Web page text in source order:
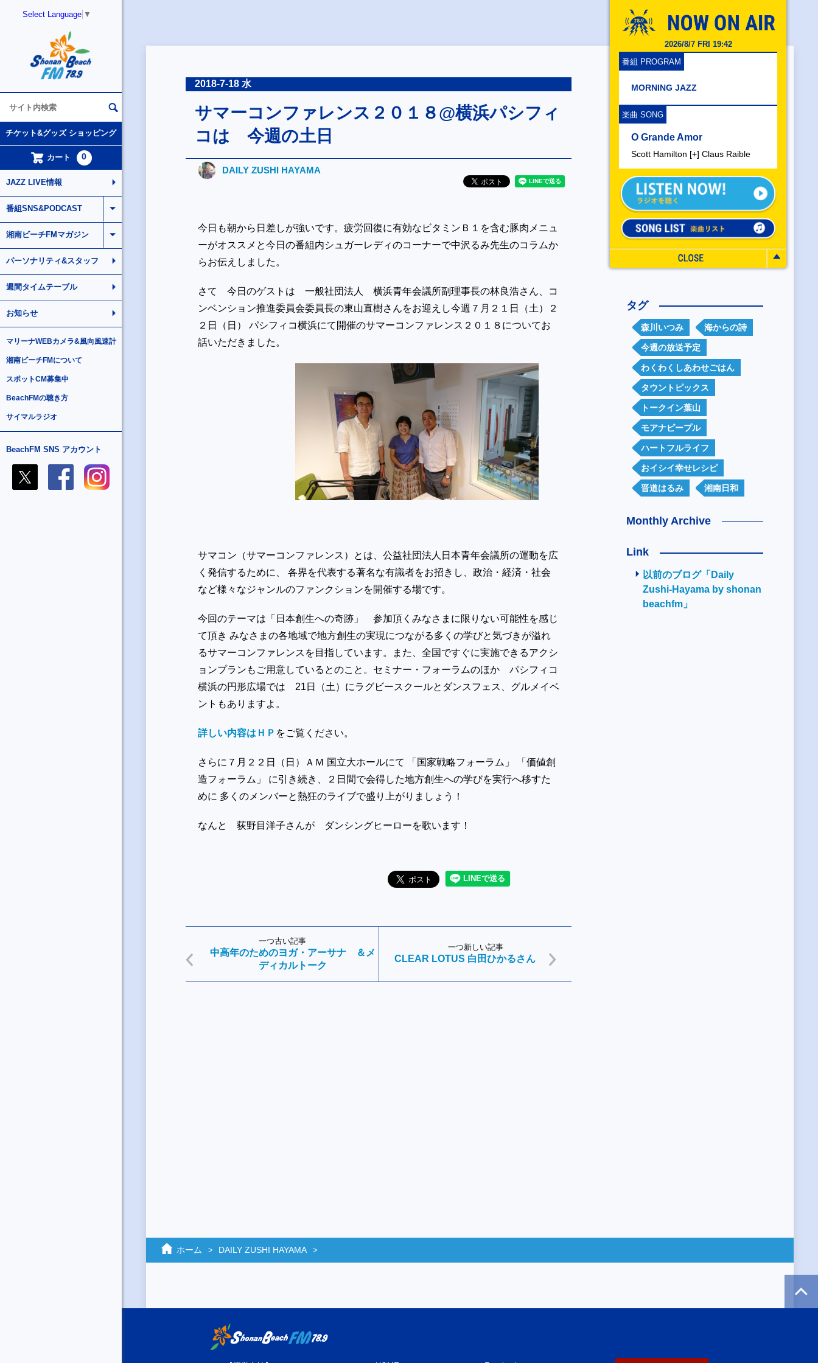
Select Language ▼
2026/8/7 FRI 19:42
番組 PROGRAM
MORNING JAZZ
楽曲 SONG
O Grande Amor
Scott Hamilton [+] Claus Raible
チケット&グッズ ショッピング
カート 0
JAZZ LIVE情報
番組SNS&PODCAST
湘南ビーチFMマガジン
パーソナリティ&スタッフ
週間タイムテーブル
お知らせ
マリーナWEBカメラ&風向風速計
湘南ビーチFMについて
スポットCM募集中
BeachFMの聴き方
サイマルラジオ
BeachFM SNS アカウント
2018-7-18 水
サマーコンファレンス２０１８@横浜パシフィ
コは 今週の土日
DAILY ZUSHI HAYAMA
今日も朝から日差しが強いです。疲労回復に有効なビタミンＢ１を含む豚肉メニュ
ーがオススメと今日の番組内シュガーレディのコーナーで中沢るみ先生のコラムか
らお伝えしました。
さて 今日のゲストは 一般社団法人 横浜青年会議所副理事長の林良浩さん、コ
ンベンション推進委員会委員長の東山直樹さんをお迎えし今週７月２１日（土）２
２日（日） パシフィコ横浜にて開催のサマーコンファレンス２０１８についてお
話いただきました。
サマコン（サマーコンファレンス）とは、公益社団法人日本青年会議所の運動を広
く発信するために、 各界を代表する著名な有識者をお招きし、政治・経済・社会
など様々なジャンルのファンクションを開催する場です。
今回のテーマは「日本創生への奇跡」 参加頂くみなさまに限りない可能性を感じ
て頂き みなさまの各地域で地方創生の実現につながる多くの学びと気づきが溢れ
るサマーコンファレンスを目指しています。また、全国ですぐに実施できるアクシ
ョンプランもご用意しているとのこと。セミナー・フォーラムのほか パシフィコ
横浜の円形広場では 21日（土）にラグビースクールとダンスフェス、グルメイベ
ントもありますよ。
詳しい内容はＨＰ をご覧ください。
さらに７月２２日（日）ＡＭ 国立大ホールにて 「国家戦略フォーラム」 「価値創
造フォーラム」 に引き続き、２日間で会得した地方創生への学びを実行へ移すた
めに 多くのメンバーと熱狂のライブで盛り上がりましょう！
なんと 荻野目洋子さんが ダンシングヒーローを歌います！
一つ古い記事
中高年のためのヨガ・アーサナ ＆メ
ディカルトーク
一つ新しい記事
CLEAR LOTUS 白田ひかるさん
タグ
森川いつみ 海からの詩
今週の放送予定
わくわくしあわせごはん
タウントピックス
トークイン葉山
モアナピープル
ハートフルライフ
おイシイ幸せレシピ
晋道はるみ 湘南日和
Monthly Archive
Link
以前のブログ「Daily
Zushi-Hayama by shonan
beachfm」
ホーム DAILY ZUSHI HAYAMA